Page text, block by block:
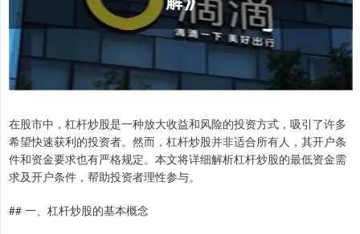
在股市中，杠杆炒股是一种放大收益和风险的投资方式，吸引了许多
希望快速获利的投资者。然而，杠杆炒股并非适合所有人，其开户条
件和资金要求也有严格规定。本文将详细解析杠杆炒股的最低资金需
求及开户条件，帮助投资者理性参与。
## 一、杠杆炒股的基本概念